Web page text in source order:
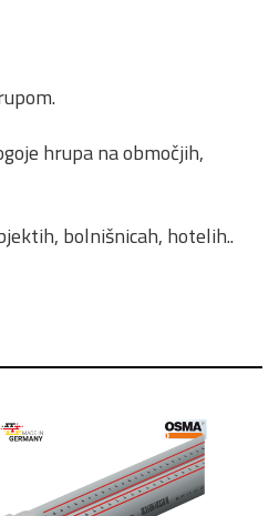
hrupa na območjih,
bolnišnicah, hotelih..